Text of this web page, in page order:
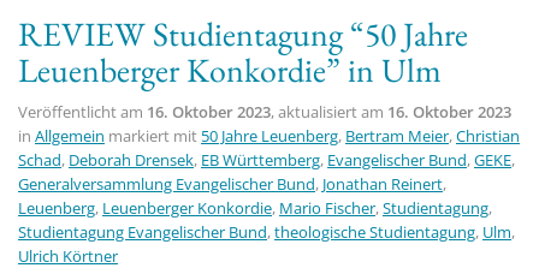
REVIEW Studientagung “50 Jahre
Leuenberger Konkordie” in Ulm
Veröffentlicht am 16. Oktober 2023, aktualisiert am 16. Oktober 2023
in Allgemein markiert mit 50 Jahre Leuenberg, Bertram Meier,Christian
Schad, Deborah Drensek, EB Württemberg, Evangelischer Bund,GEKE,
Generalversammlung Evangelischer Bund, Jonathan Reinert,
Leuenberg, Leuenberger Konkordie, Mario Fischer,Studientagung,
Studientagung Evangelischer Bund,theologische Studientagung, Ulm,
Ulrich Körtner